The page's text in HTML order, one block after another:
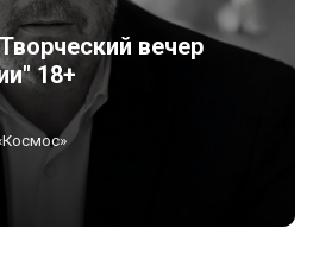
вечер
18+